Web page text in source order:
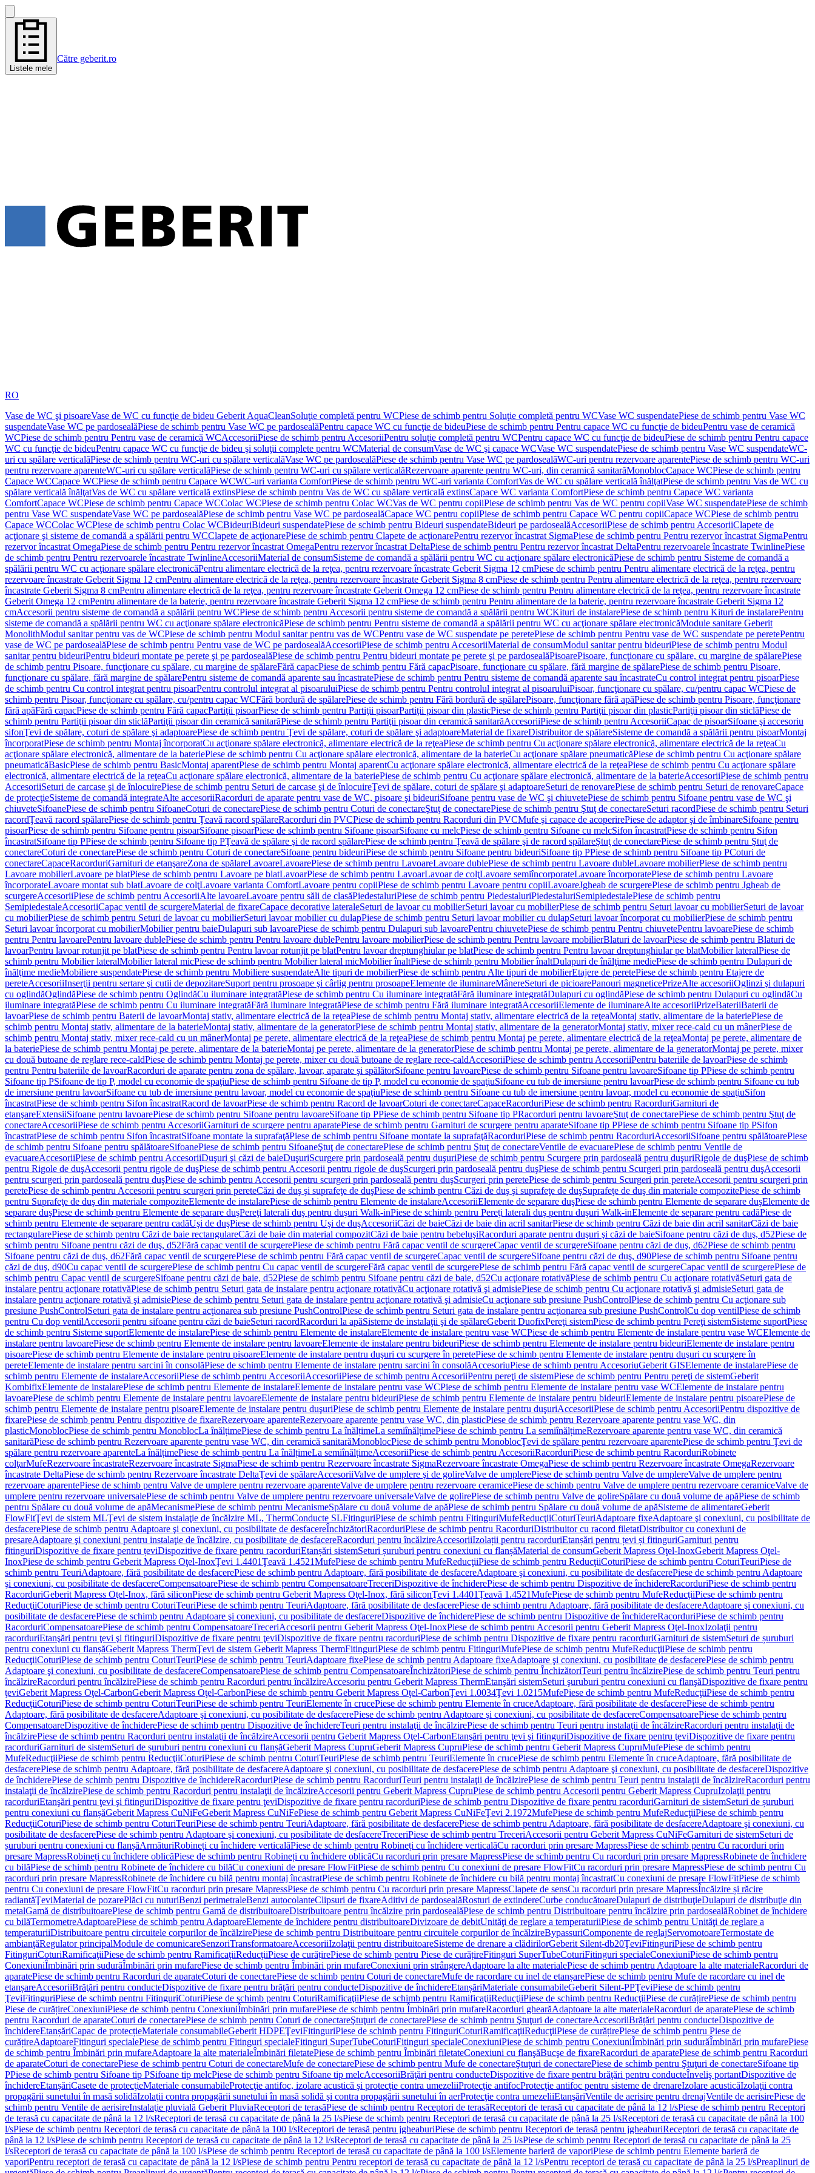
Listele mele
Către geberit.ro
RO
Vase de WC şi pisoareVase de WC cu funcţie de bideu Geberit AquaCleanSoluţie completă pentru WCPiese de schimb pentru Soluţie completă pentru WCVase WC suspendatePiese de schimb pentru Vase WC
suspendateVase WC pe pardosealăPiese de schimb pentru Vase WC pe pardosealăPentru capace WC cu funcţie de bideuPiese de schimb pentru Pentru capace WC cu funcţie de bideuPentru vase de ceramică
WCPiese de schimb pentru Pentru vase de ceramică WCAccesoriiPiese de schimb pentru AccesoriiPentru soluţie completă pentru WCPentru capace WC cu funcţie de bideuPiese de schimb pentru Pentru capace
WC cu funcţie de bideuPentru capace WC cu funcţie de bideu şi soluţii complete pentru WCMaterial de consumVase de WC şi capace WCVase WC suspendatePiese de schimb pentru Vase WC suspendateWC-
uri cu spălare verticalăPiese de schimb pentru WC-uri cu spălare verticalăVase WC pe pardosealăPiese de schimb pentru Vase WC pe pardosealăWC-uri pentru rezervoare aparentePiese de schimb pentru WC-uri
pentru rezervoare aparenteWC-uri cu spălare verticalăPiese de schimb pentru WC-uri cu spălare verticalăRezervoare aparente pentru WC-uri, din ceramică sanitarăMonoblocCapace WCPiese de schimb pentru
Capace WCCapace WCPiese de schimb pentru Capace WCWC-uri varianta ComfortPiese de schimb pentru WC-uri varianta ComfortVas de WC cu spălare verticală înălţatPiese de schimb pentru Vas de WC cu
spălare verticală înălţatVas de WC cu spălare verticală extinsPiese de schimb pentru Vas de WC cu spălare verticală extinsCapace WC varianta ComfortPiese de schimb pentru Capace WC varianta
ComfortCapace WCPiese de schimb pentru Capace WCColac WCPiese de schimb pentru Colac WCVas de WC pentru copiiPiese de schimb pentru Vas de WC pentru copiiVase WC suspendatePiese de schimb
pentru Vase WC suspendateVase WC pe pardosealăPiese de schimb pentru Vase WC pe pardosealăCapace WC pentru copiiPiese de schimb pentru Capace WC pentru copiiCapace WCPiese de schimb pentru
Capace WCColac WCPiese de schimb pentru Colac WCBideuriBideuri suspendatePiese de schimb pentru Bideuri suspendateBideuri pe pardosealăAccesoriiPiese de schimb pentru AccesoriiClapete de
acţionare şi sisteme de comandă a spălării pentru WCClapete de acţionarePiese de schimb pentru Clapete de acţionarePentru rezervor încastrat SigmaPiese de schimb pentru Pentru rezervor încastrat SigmaPentru
rezervor încastrat OmegaPiese de schimb pentru Pentru rezervor încastrat OmegaPentru rezervor încastrat DeltaPiese de schimb pentru Pentru rezervor încastrat DeltaPentru rezervoarele încastrate TwinlinePiese
de schimb pentru Pentru rezervoarele încastrate TwinlineAccesoriiMaterial de consumSisteme de comandă a spălării pentru WC cu acţionare spălare electronicăPiese de schimb pentru Sisteme de comandă a
spălării pentru WC cu acţionare spălare electronicăPentru alimentare electrică de la reţea, pentru rezervoare încastrate Geberit Sigma 12 cmPiese de schimb pentru Pentru alimentare electrică de la reţea, pentru
rezervoare încastrate Geberit Sigma 12 cmPentru alimentare electrică de la reţea, pentru rezervoare încastrate Geberit Sigma 8 cmPiese de schimb pentru Pentru alimentare electrică de la reţea, pentru rezervoare
încastrate Geberit Sigma 8 cmPentru alimentare electrică de la reţea, pentru rezervoare încastrate Geberit Omega 12 cmPiese de schimb pentru Pentru alimentare electrică de la reţea, pentru rezervoare încastrate
Geberit Omega 12 cmPentru alimentare de la baterie, pentru rezervoare încastrate Geberit Sigma 12 cmPiese de schimb pentru Pentru alimentare de la baterie, pentru rezervoare încastrate Geberit Sigma 12
cmAccesorii pentru sisteme de comandă a spălării pentru WCPiese de schimb pentru Accesorii pentru sisteme de comandă a spălării pentru WCKituri de instalarePiese de schimb pentru Kituri de instalarePentru
sisteme de comandă a spălării pentru WC cu acţionare spălare electronicăPiese de schimb pentru Pentru sisteme de comandă a spălării pentru WC cu acţionare spălare electronicăModule sanitare Geberit
MonolithModul sanitar pentru vas de WCPiese de schimb pentru Modul sanitar pentru vas de WCPentru vase de WC suspendate pe peretePiese de schimb pentru Pentru vase de WC suspendate pe peretePentru
vase de WC pe pardosealăPiese de schimb pentru Pentru vase de WC pe pardosealăAccesoriiPiese de schimb pentru AccesoriiMaterial de consumModul sanitar pentru bideuriPiese de schimb pentru Modul
sanitar pentru bideuriPentru bideuri montate pe perete şi pe pardosealăPiese de schimb pentru Pentru bideuri montate pe perete şi pe pardosealăPisoarePisoare, funcţionare cu spălare, cu margine de spălarePiese
de schimb pentru Pisoare, funcţionare cu spălare, cu margine de spălareFără capacPiese de schimb pentru Fără capacPisoare, funcţionare cu spălare, fără margine de spălarePiese de schimb pentru Pisoare,
funcţionare cu spălare, fără margine de spălarePentru sisteme de comandă aparente sau încastratePiese de schimb pentru Pentru sisteme de comandă aparente sau încastrateCu control integrat pentru pisoarPiese
de schimb pentru Cu control integrat pentru pisoarPentru controlul integrat al pisoaruluiPiese de schimb pentru Pentru controlul integrat al pisoaruluiPisoar, funcţionare cu spălare, cu/pentru capac WCPiese de
schimb pentru Pisoar, funcţionare cu spălare, cu/pentru capac WCFără bordură de spălarePiese de schimb pentru Fără bordură de spălarePisoare, funcţionare fără apăPiese de schimb pentru Pisoare, funcţionare
fără apăFără capacPiese de schimb pentru Fără capacPartiţii pisoarPiese de schimb pentru Partiţii pisoarPartiţii pisoar din plasticPiese de schimb pentru Partiţii pisoar din plasticPartiţii pisoar din sticlăPiese de
schimb pentru Partiţii pisoar din sticlăPartiţii pisoar din ceramică sanitarăPiese de schimb pentru Partiţii pisoar din ceramică sanitarăAccesoriiPiese de schimb pentru AccesoriiCapac de pisoarSifoane şi accesoriu
sifonŢevi de spălare, coturi de spălare şi adaptoarePiese de schimb pentru Ţevi de spălare, coturi de spălare şi adaptoareMaterial de fixareDistribuitor de spălareSisteme de comandă a spălării pentru pisoarMontaj
încorporatPiese de schimb pentru Montaj încorporatCu acţionare spălare electronică, alimentare electrică de la reţeaPiese de schimb pentru Cu acţionare spălare electronică, alimentare electrică de la reţeaCu
acţionare spălare electronică, alimentare de la bateriePiese de schimb pentru Cu acţionare spălare electronică, alimentare de la baterieCu acţionare spălare pneumaticăPiese de schimb pentru Cu acţionare spălare
pneumaticăBasicPiese de schimb pentru BasicMontaj aparentPiese de schimb pentru Montaj aparentCu acţionare spălare electronică, alimentare electrică de la reţeaPiese de schimb pentru Cu acţionare spălare
electronică, alimentare electrică de la reţeaCu acţionare spălare electronică, alimentare de la bateriePiese de schimb pentru Cu acţionare spălare electronică, alimentare de la baterieAccesoriiPiese de schimb pentru
AccesoriiSeturi de carcase şi de înlocuirePiese de schimb pentru Seturi de carcase şi de înlocuireŢevi de spălare, coturi de spălare şi adaptoareSeturi de renovarePiese de schimb pentru Seturi de renovareCapace
de protecţieSisteme de comandă integrateAlte accesoriiRacorduri de aparate pentru vase de WC, pisoare şi bideuriSifoane pentru vase de WC şi chiuvetePiese de schimb pentru Sifoane pentru vase de WC şi
chiuveteSifoanePiese de schimb pentru SifoaneCoturi de conectarePiese de schimb pentru Coturi de conectareŞtuţ de conectarePiese de schimb pentru Ştuţ de conectareSeturi racordPiese de schimb pentru Seturi
racordŢeavă racord spălarePiese de schimb pentru Ţeavă racord spălareRacorduri din PVCPiese de schimb pentru Racorduri din PVCMufe şi capace de acoperirePiese de adaptor şi de îmbinareSifoane pentru
pisoarPiese de schimb pentru Sifoane pentru pisoarSifoane pisoarPiese de schimb pentru Sifoane pisoarSifoane cu melcPiese de schimb pentru Sifoane cu melcSifon încastratPiese de schimb pentru Sifon
încastratSifoane tip PPiese de schimb pentru Sifoane tip PŢeavă de spălare şi de racord spălarePiese de schimb pentru Ţeavă de spălare şi de racord spălareŞtuţ de conectarePiese de schimb pentru Ştuţ de
conectareCoturi de conectarePiese de schimb pentru Coturi de conectareSifoane pentru bideuriPiese de schimb pentru Sifoane pentru bideuriSifoane tip PPiese de schimb pentru Sifoane tip PCoturi de
conectareCapaceRacorduriGarnituri de etanşareZona de spălareLavoareLavoarePiese de schimb pentru LavoareLavoare dublePiese de schimb pentru Lavoare dubleLavoare mobilierPiese de schimb pentru
Lavoare mobilierLavoare pe blatPiese de schimb pentru Lavoare pe blatLavoarPiese de schimb pentru LavoarLavoar de colţLavoare semiîncorporateLavoare încorporatePiese de schimb pentru Lavoare
încorporateLavoare montat sub blatLavoare de colţLavoare varianta ComfortLavoare pentru copiiPiese de schimb pentru Lavoare pentru copiiLavoareJgheab de scurgerePiese de schimb pentru Jgheab de
scurgereAccesoriiPiese de schimb pentru AccesoriiAlte lavoareLavoare pentru săli de clasăPiedestaluriPiese de schimb pentru PiedestaluriPiedestaluriSemipiedestalePiese de schimb pentru
SemipiedestaleAccesoriiCapac ventil de scurgereMaterial de fixareCapace decorative lateraleSeturi de lavoar cu mobilierSeturi lavoar cu mobilierPiese de schimb pentru Seturi lavoar cu mobilierSeturi de lavoar
cu mobilierPiese de schimb pentru Seturi de lavoar cu mobilierSeturi lavoar mobilier cu dulapPiese de schimb pentru Seturi lavoar mobilier cu dulapSeturi lavoar încorporat cu mobilierPiese de schimb pentru
Seturi lavoar încorporat cu mobilierMobilier pentru baieDulapuri sub lavoarePiese de schimb pentru Dulapuri sub lavoarePentru chiuvetePiese de schimb pentru Pentru chiuvetePentru lavoarePiese de schimb
pentru Pentru lavoarePentru lavoare dublePiese de schimb pentru Pentru lavoare dublePentru lavoare mobilierPiese de schimb pentru Pentru lavoare mobilierBlaturi de lavoarPiese de schimb pentru Blaturi de
lavoarPentru lavoar rotunjit pe blatPiese de schimb pentru Pentru lavoar rotunjit pe blatPentru lavoar dreptunghiular pe blatPiese de schimb pentru Pentru lavoar dreptunghiular pe blatMobilier lateralPiese de
schimb pentru Mobilier lateralMobilier lateral micPiese de schimb pentru Mobilier lateral micMobilier înaltPiese de schimb pentru Mobilier înaltDulapuri de înălţime mediePiese de schimb pentru Dulapuri de
înălţime medieMobiliere suspendatePiese de schimb pentru Mobiliere suspendateAlte tipuri de mobilierPiese de schimb pentru Alte tipuri de mobilierEtajere de peretePiese de schimb pentru Etajere de
pereteAccesoriiInserţii pentru sertare şi cutii de depozitareSuport pentru prosoape şi cârlig pentru prosoapeElemente de iluminareMânereSeturi de picioarePanouri magneticePrizeAlte accesoriiOglinzi şi dulapuri
cu oglindăOglindăPiese de schimb pentru OglindăCu iluminare integratăPiese de schimb pentru Cu iluminare integratăFără iluminare integratăDulapuri cu oglindăPiese de schimb pentru Dulapuri cu oglindăCu
iluminare integratăPiese de schimb pentru Cu iluminare integratăFără iluminare integratăPiese de schimb pentru Fără iluminare integratăAccesoriiElemente de iluminareAlte accesoriiPrizeBateriiBaterii de
lavoarPiese de schimb pentru Baterii de lavoarMontaj stativ, alimentare electrică de la reţeaPiese de schimb pentru Montaj stativ, alimentare electrică de la reţeaMontaj stativ, alimentare de la bateriePiese de
schimb pentru Montaj stativ, alimentare de la baterieMontaj stativ, alimentare de la generatorPiese de schimb pentru Montaj stativ, alimentare de la generatorMontaj stativ, mixer rece-cald cu un mânerPiese de
schimb pentru Montaj stativ, mixer rece-cald cu un mânerMontaj pe perete, alimentare electrică de la reţeaPiese de schimb pentru Montaj pe perete, alimentare electrică de la reţeaMontaj pe perete, alimentare de
la bateriePiese de schimb pentru Montaj pe perete, alimentare de la baterieMontaj pe perete, alimentare de la generatorPiese de schimb pentru Montaj pe perete, alimentare de la generatorMontaj pe perete, mixer
cu două butoane de reglare rece-caldPiese de schimb pentru Montaj pe perete, mixer cu două butoane de reglare rece-caldAccesoriiPiese de schimb pentru AccesoriiPentru bateriile de lavoarPiese de schimb
pentru Pentru bateriile de lavoarRacorduri de aparate pentru zona de spălare, lavoar, aparate şi spălătorSifoane pentru lavoarePiese de schimb pentru Sifoane pentru lavoareSifoane tip PPiese de schimb pentru
Sifoane tip PSifoane de tip P, model cu economie de spaţiuPiese de schimb pentru Sifoane de tip P, model cu economie de spaţiuSifoane cu tub de imersiune pentru lavoarPiese de schimb pentru Sifoane cu tub
de imersiune pentru lavoarSifoane cu tub de imersiune pentru lavoar, model cu economie de spaţiuPiese de schimb pentru Sifoane cu tub de imersiune pentru lavoar, model cu economie de spaţiuSifon
încastratPiese de schimb pentru Sifon încastratRacord de lavoarPiese de schimb pentru Racord de lavoarCoturi de conectareCapaceRacorduriPiese de schimb pentru RacorduriGarnituri de
etanşareExtensiiSifoane pentru lavoarePiese de schimb pentru Sifoane pentru lavoareSifoane tip PPiese de schimb pentru Sifoane tip PRacorduri pentru lavoareŞtuţ de conectarePiese de schimb pentru Ştuţ de
conectareAccesoriiPiese de schimb pentru AccesoriiGarnituri de scurgere pentru aparatePiese de schimb pentru Garnituri de scurgere pentru aparateSifoane tip PPiese de schimb pentru Sifoane tip PSifon
încastratPiese de schimb pentru Sifon încastratSifoane montate la suprafaţăPiese de schimb pentru Sifoane montate la suprafaţăRacorduriPiese de schimb pentru RacorduriAccesoriiSifoane pentru spălătoarePiese
de schimb pentru Sifoane pentru spălătoareSifoanePiese de schimb pentru SifoaneŞtuţ de conectarePiese de schimb pentru Ştuţ de conectareVentile de evacuarePiese de schimb pentru Ventile de
evacuareAccesoriiPiese de schimb pentru AccesoriiDuşuri şi căzi de baieDuşuriScurgere prin pardoseală pentru duşuriPiese de schimb pentru Scurgere prin pardoseală pentru duşuriRigole de duşPiese de schimb
pentru Rigole de duşAccesorii pentru rigole de duşPiese de schimb pentru Accesorii pentru rigole de duşScurgeri prin pardoseală pentru duşPiese de schimb pentru Scurgeri prin pardoseală pentru duşAccesorii
pentru scurgeri prin pardoseală pentru duşPiese de schimb pentru Accesorii pentru scurgeri prin pardoseală pentru duşScurgeri prin peretePiese de schimb pentru Scurgeri prin pereteAccesorii pentru scurgeri prin
peretePiese de schimb pentru Accesorii pentru scurgeri prin pereteCăzi de duş şi suprafeţe de duşPiese de schimb pentru Căzi de duş şi suprafeţe de duşSuprafeţe de duş din materiale compozitePiese de schimb
pentru Suprafeţe de duş din materiale compoziteElemente de instalarePiese de schimb pentru Elemente de instalareAccesoriiElemente de separare duşPiese de schimb pentru Elemente de separare duşElemente de
separare duşPiese de schimb pentru Elemente de separare duşPereţi laterali duş pentru duşuri Walk-inPiese de schimb pentru Pereţi laterali duş pentru duşuri Walk-inElemente de separare pentru cadăPiese de
schimb pentru Elemente de separare pentru cadăUşi de duşPiese de schimb pentru Uşi de duşAccesoriiCăzi de baieCăzi de baie din acril sanitarPiese de schimb pentru Căzi de baie din acril sanitarCăzi de baie
rectangularePiese de schimb pentru Căzi de baie rectangulareCăzi de baie din material compozitCăzi de baie pentru bebeluşiRacorduri aparate pentru duşuri şi căzi de baieSifoane pentru căzi de duş, d52Piese de
schimb pentru Sifoane pentru căzi de duş, d52Fără capac ventil de scurgerePiese de schimb pentru Fără capac ventil de scurgereCapac ventil de scurgereSifoane pentru căzi de duş, d62Piese de schimb pentru
Sifoane pentru căzi de duş, d62Fără capac ventil de scurgerePiese de schimb pentru Fără capac ventil de scurgereCapac ventil de scurgereSifoane pentru căzi de duş, d90Piese de schimb pentru Sifoane pentru
căzi de duş, d90Cu capac ventil de scurgerePiese de schimb pentru Cu capac ventil de scurgereFără capac ventil de scurgerePiese de schimb pentru Fără capac ventil de scurgereCapac ventil de scurgerePiese de
schimb pentru Capac ventil de scurgereSifoane pentru căzi de baie, d52Piese de schimb pentru Sifoane pentru căzi de baie, d52Cu acţionare rotativăPiese de schimb pentru Cu acţionare rotativăSeturi gata de
instalare pentru acţionare rotativăPiese de schimb pentru Seturi gata de instalare pentru acţionare rotativăCu acţionare rotativă şi admisiePiese de schimb pentru Cu acţionare rotativă şi admisieSeturi gata de
instalare pentru acţionare rotativă şi admisiePiese de schimb pentru Seturi gata de instalare pentru acţionare rotativă şi admisieCu acţionare sub presiune PushControlPiese de schimb pentru Cu acţionare sub
presiune PushControlSeturi gata de instalare pentru acţionarea sub presiune PushControlPiese de schimb pentru Seturi gata de instalare pentru acţionarea sub presiune PushControlCu dop ventilPiese de schimb
pentru Cu dop ventilAccesorii pentru sifoane pentru căzi de baieSeturi racordRacorduri la apăSisteme de instalaţii şi de spălareGeberit DuofixPereţi sistemPiese de schimb pentru Pereţi sistemSisteme suportPiese
de schimb pentru Sisteme suportElemente de instalarePiese de schimb pentru Elemente de instalareElemente de instalare pentru vase WCPiese de schimb pentru Elemente de instalare pentru vase WCElemente de
instalare pentru lavoarePiese de schimb pentru Elemente de instalare pentru lavoareElemente de instalare pentru bideuriPiese de schimb pentru Elemente de instalare pentru bideuriElemente de instalare pentru
pisoarePiese de schimb pentru Elemente de instalare pentru pisoareElemente de instalare pentru duşuri cu scurgere în peretePiese de schimb pentru Elemente de instalare pentru duşuri cu scurgere în
pereteElemente de instalare pentru sarcini în consolăPiese de schimb pentru Elemente de instalare pentru sarcini în consolăAccesoriuPiese de schimb pentru AccesoriuGeberit GISElemente de instalarePiese de
schimb pentru Elemente de instalareAccesoriiPiese de schimb pentru AccesoriiAccesoriiPiese de schimb pentru AccesoriiPentru pereţi de sistemPiese de schimb pentru Pentru pereţi de sistemGeberit
KombifixElemente de instalarePiese de schimb pentru Elemente de instalareElemente de instalare pentru vase WCPiese de schimb pentru Elemente de instalare pentru vase WCElemente de instalare pentru
lavoarePiese de schimb pentru Elemente de instalare pentru lavoareElemente de instalare pentru bideuriPiese de schimb pentru Elemente de instalare pentru bideuriElemente de instalare pentru pisoarePiese de
schimb pentru Elemente de instalare pentru pisoareElemente de instalare pentru duşuriPiese de schimb pentru Elemente de instalare pentru duşuriAccesoriiPiese de schimb pentru AccesoriiPentru dispozitive de
fixarePiese de schimb pentru Pentru dispozitive de fixareRezervoare aparenteRezervoare aparente pentru vase WC, din plasticPiese de schimb pentru Rezervoare aparente pentru vase WC, din
plasticMonoblocPiese de schimb pentru MonoblocLa înălțimePiese de schimb pentru La înălțimeLa semiînălțimePiese de schimb pentru La semiînălțimeRezervoare aparente pentru vase WC, din ceramică
sanitarăPiese de schimb pentru Rezervoare aparente pentru vase WC, din ceramică sanitarăMonoblocPiese de schimb pentru MonoblocŢevi de spălare pentru rezervoare aparentePiese de schimb pentru Ţevi de
spălare pentru rezervoare aparenteLa înălțimePiese de schimb pentru La înălțimeLa semiînălțimeAccesoriiPiese de schimb pentru AccesoriiRacorduriPiese de schimb pentru RacorduriRobinete
colţarMufeRezervoare încastrateRezervoare încastrate SigmaPiese de schimb pentru Rezervoare încastrate SigmaRezervoare încastrate OmegaPiese de schimb pentru Rezervoare încastrate OmegaRezervoare
încastrate DeltaPiese de schimb pentru Rezervoare încastrate DeltaŢevi de spălareAccesoriiValve de umplere şi de golireValve de umplerePiese de schimb pentru Valve de umplereValve de umplere pentru
rezervoare aparentePiese de schimb pentru Valve de umplere pentru rezervoare aparenteValve de umplere pentru rezervoare ceramicePiese de schimb pentru Valve de umplere pentru rezervoare ceramiceValve de
umplere pentru rezervoare universalePiese de schimb pentru Valve de umplere pentru rezervoare universaleValve de golirePiese de schimb pentru Valve de golireSpălare cu două volume de apăPiese de schimb
pentru Spălare cu două volume de apăMecanismePiese de schimb pentru MecanismeSpălare cu două volume de apăPiese de schimb pentru Spălare cu două volume de apăSisteme de alimentareGeberit
FlowFitŢevi de sistem MLŢevi de sistem instalaţie de încălzire ML, ThermConducte SLFitinguriPiese de schimb pentru FitinguriMufeReducţiiCoturiTeuriAdaptoare fixeAdaptoare şi conexiuni, cu posibilitate de
desfacerePiese de schimb pentru Adaptoare şi conexiuni, cu posibilitate de desfacereÎnchizătoriRacorduriPiese de schimb pentru RacorduriDistribuitor cu racord filetatDistribuitor cu conexiuni de
presareAdaptoare şi conexiuni pentru instalaţie de încălzire, cu posibilitate de desfacereRacorduri pentru încălzireAccesoriiIzolații pentru racorduriEtanșări pentru țevi și fitinguriGarnituri pentru
fitinguriDispozitive de fixare pentru țeviDispozitive de fixare pentru racorduriEtanșări sistemSeturi șuruburi pentru conexiuni cu flanșăMaterial de consumGeberit Mapress Oţel-InoxGeberit Mapress Oţel-
InoxPiese de schimb pentru Geberit Mapress Oţel-InoxŢevi 1.4401Ţeavă 1.4521MufePiese de schimb pentru MufeReducţiiPiese de schimb pentru ReducţiiCoturiPiese de schimb pentru CoturiTeuriPiese de
schimb pentru TeuriAdaptoare, fără posibilitate de desfacerePiese de schimb pentru Adaptoare, fără posibilitate de desfacereAdaptoare şi conexiuni, cu posibilitate de desfacerePiese de schimb pentru Adaptoare
şi conexiuni, cu posibilitate de desfacereCompensatoarePiese de schimb pentru CompensatoareTreceriDispozitive de închiderePiese de schimb pentru Dispozitive de închidereRacorduriPiese de schimb pentru
RacorduriGeberit Mapress Oţel-Inox, fără siliconPiese de schimb pentru Geberit Mapress Oţel-Inox, fără siliconŢevi 1.4401Ţeavă 1.4521MufePiese de schimb pentru MufeReducţiiPiese de schimb pentru
ReducţiiCoturiPiese de schimb pentru CoturiTeuriPiese de schimb pentru TeuriAdaptoare, fără posibilitate de desfacerePiese de schimb pentru Adaptoare, fără posibilitate de desfacereAdaptoare şi conexiuni, cu
posibilitate de desfacerePiese de schimb pentru Adaptoare şi conexiuni, cu posibilitate de desfacereDispozitive de închiderePiese de schimb pentru Dispozitive de închidereRacorduriPiese de schimb pentru
RacorduriCompensatoarePiese de schimb pentru CompensatoareTreceriAccesorii pentru Geberit Mapress Oţel-InoxPiese de schimb pentru Accesorii pentru Geberit Mapress Oţel-InoxIzolaţii pentru
racorduriEtanşări pentru ţevi şi fitinguriDispozitive de fixare pentru ţeviDispozitive de fixare pentru racorduriPiese de schimb pentru Dispozitive de fixare pentru racorduriGarnituri de sistemSeturi de șuruburi
pentru conexiuni cu flanșăGeberit Mapress ThermŢevi de sistem Geberit Mapress ThermFitinguriPiese de schimb pentru FitinguriMufePiese de schimb pentru MufeReducţiiPiese de schimb pentru
ReducţiiCoturiPiese de schimb pentru CoturiTeuriPiese de schimb pentru TeuriAdaptoare fixePiese de schimb pentru Adaptoare fixeAdaptoare şi conexiuni, cu posibilitate de desfacerePiese de schimb pentru
Adaptoare şi conexiuni, cu posibilitate de desfacereCompensatoarePiese de schimb pentru CompensatoareÎnchizătoriPiese de schimb pentru ÎnchizătoriTeuri pentru încălzirePiese de schimb pentru Teuri pentru
încălzireRacorduri pentru încălzirePiese de schimb pentru Racorduri pentru încălzireAccesoriu pentru Geberit Mapress ThermEtanşări sistemSeturi şuruburi pentru conexiuni cu flanşăDispozitive de fixare pentru
ţeviGeberit Mapress Oţel-CarbonGeberit Mapress Oţel-CarbonPiese de schimb pentru Geberit Mapress Oţel-CarbonŢevi 1.0034Ţevi 1.0215MufePiese de schimb pentru MufeReducţiiPiese de schimb pentru
ReducţiiCoturiPiese de schimb pentru CoturiTeuriPiese de schimb pentru TeuriElemente în crucePiese de schimb pentru Elemente în cruceAdaptoare, fără posibilitate de desfacerePiese de schimb pentru
Adaptoare, fără posibilitate de desfacereAdaptoare şi conexiuni, cu posibilitate de desfacerePiese de schimb pentru Adaptoare şi conexiuni, cu posibilitate de desfacereCompensatoarePiese de schimb pentru
CompensatoareDispozitive de închiderePiese de schimb pentru Dispozitive de închidereTeuri pentru instalaţii de încălzirePiese de schimb pentru Teuri pentru instalaţii de încălzireRacorduri pentru instalaţii de
încălzirePiese de schimb pentru Racorduri pentru instalaţii de încălzireAccesorii pentru Geberit Mapress Oţel-CarbonEtanşări pentru ţevi şi fitinguriDispozitive de fixare pentru ţeviDispozitive de fixare pentru
racorduriGarnituri de sistemSeturi de șuruburi pentru conexiuni cu flanșăGeberit Mapress CupruGeberit Mapress CupruPiese de schimb pentru Geberit Mapress CupruMufePiese de schimb pentru
MufeReducţiiPiese de schimb pentru ReducţiiCoturiPiese de schimb pentru CoturiTeuriPiese de schimb pentru TeuriElemente în crucePiese de schimb pentru Elemente în cruceAdaptoare, fără posibilitate de
desfacerePiese de schimb pentru Adaptoare, fără posibilitate de desfacereAdaptoare şi conexiuni, cu posibilitate de desfacerePiese de schimb pentru Adaptoare şi conexiuni, cu posibilitate de desfacereDispozitive
de închiderePiese de schimb pentru Dispozitive de închidereRacorduriPiese de schimb pentru RacorduriTeuri pentru instalaţii de încălzirePiese de schimb pentru Teuri pentru instalaţii de încălzireRacorduri pentru
instalaţii de încălzirePiese de schimb pentru Racorduri pentru instalaţii de încălzireAccesorii pentru Geberit Mapress CupruPiese de schimb pentru Accesorii pentru Geberit Mapress CupruIzolaţii pentru
racorduriEtanşări pentru ţevi şi fitinguriDispozitive de fixare pentru ţeviDispozitive de fixare pentru racorduriPiese de schimb pentru Dispozitive de fixare pentru racorduriGarnituri de sistemSeturi de șuruburi
pentru conexiuni cu flanșăGeberit Mapress CuNiFeGeberit Mapress CuNiFePiese de schimb pentru Geberit Mapress CuNiFeŢevi 2.1972MufePiese de schimb pentru MufeReducţiiPiese de schimb pentru
ReducţiiCoturiPiese de schimb pentru CoturiTeuriPiese de schimb pentru TeuriAdaptoare, fără posibilitate de desfacerePiese de schimb pentru Adaptoare, fără posibilitate de desfacereAdaptoare şi conexiuni, cu
posibilitate de desfacerePiese de schimb pentru Adaptoare şi conexiuni, cu posibilitate de desfacereTreceriPiese de schimb pentru TreceriAccesorii pentru Geberit Mapress CuNiFeGarnituri de sistemSeturi de
șuruburi pentru conexiuni cu flanșăArmăturiRobineți cu închidere verticalăPiese de schimb pentru Robineți cu închidere verticalăCu racorduri prin presare MapressPiese de schimb pentru Cu racorduri prin
presare MapressRobineți cu închidere oblicăPiese de schimb pentru Robineți cu închidere oblicăCu racorduri prin presare MapressPiese de schimb pentru Cu racorduri prin presare MapressRobinete de închidere
cu bilăPiese de schimb pentru Robinete de închidere cu bilăCu conexiuni de presare FlowFitPiese de schimb pentru Cu conexiuni de presare FlowFitCu racorduri prin presare MapressPiese de schimb pentru Cu
racorduri prin presare MapressRobinete de închidere cu bilă pentru montaj încastratPiese de schimb pentru Robinete de închidere cu bilă pentru montaj încastratCu conexiuni de presare FlowFitPiese de schimb
pentru Cu conexiuni de presare FlowFitCu racorduri prin presare MapressPiese de schimb pentru Cu racorduri prin presare MapressClapete de sensCu racorduri prin presare MapressÎncălzire și răcire
radiantăŢeviMaterial de pozarePlăci cu nuturiBenzi perimetraleBenzi autocolanteClipsuri de fixareAditivi de pardosealăRosturi de extindereCurbe conducătoareDulapuri de distribuţieDulapuri de distribuţie din
metalGamă de distribuitoarePiese de schimb pentru Gamă de distribuitoareDistribuitoare pentru încălzire prin pardosealăPiese de schimb pentru Distribuitoare pentru încălzire prin pardosealăRobinet de închidere
cu bilăTermometreAdaptoarePiese de schimb pentru AdaptoareElemente de închidere pentru distribuitoareDivizoare de debitUnităţi de reglare a temperaturiiPiese de schimb pentru Unităţi de reglare a
temperaturiiDistribuitoare pentru circuitele corpurilor de încălzirePiese de schimb pentru Distribuitoare pentru circuitele corpurilor de încălzireBypassuriComponente de reglajServomotoareTermostate de
ambianţăRegulator principalModule de comunicareSenzoriTransformatoareAccesoriiIzolaţii pentru distribuitoareSisteme de drenare a clădirilorGeberit Silent-db20ŢeviFitinguriPiese de schimb pentru
FitinguriCoturiRamificaţiiPiese de schimb pentru RamificaţiiReducţiiPiese de curățirePiese de schimb pentru Piese de curățireFitinguri SuperTubeCoturiFitinguri specialeConexiuniPiese de schimb pentru
ConexiuniÎmbinări prin sudurăÎmbinări prin mufarePiese de schimb pentru Îmbinări prin mufareConexiuni prin strângereAdaptoare la alte materialePiese de schimb pentru Adaptoare la alte materialeRacorduri de
aparatePiese de schimb pentru Racorduri de aparateCoturi de conectarePiese de schimb pentru Coturi de conectareMufe de racordare cu inel de etanșarePiese de schimb pentru Mufe de racordare cu inel de
etanșareAccesoriiBrăţări pentru conducteDispozitive de fixare pentru brăţări pentru conducteDispozitive de închidereEtanșăriMateriale consumabileGeberit Silent-PPŢeviPiese de schimb pentru
ŢeviFitinguriPiese de schimb pentru FitinguriCoturiPiese de schimb pentru CoturiRamificaţiiPiese de schimb pentru RamificaţiiReducţiiPiese de schimb pentru ReducţiiPiese de curățirePiese de schimb pentru
Piese de curățireConexiuniPiese de schimb pentru ConexiuniÎmbinări prin mufarePiese de schimb pentru Îmbinări prin mufareRacorduri ghearăAdaptoare la alte materialeRacorduri de aparatePiese de schimb
pentru Racorduri de aparateCoturi de conectarePiese de schimb pentru Coturi de conectareŞtuţuri de conectarePiese de schimb pentru Ştuţuri de conectareAccesoriiBrățări pentru conducteDispozitive de
închidereEtanșăriCapac de protecțieMateriale consumabileGeberit HDPEŢeviFitinguriPiese de schimb pentru FitinguriCoturiRamificaţiiReducţiiPiese de curățirePiese de schimb pentru Piese de
curățireAdaptoareFitinguri specialePiese de schimb pentru Fitinguri specialeFitinguri SuperTubeCoturiFitinguri specialeConexiuniPiese de schimb pentru ConexiuniÎmbinări prin sudurăÎmbinări prin mufarePiese
de schimb pentru Îmbinări prin mufareAdaptoare la alte materialeÎmbinări filetatePiese de schimb pentru Îmbinări filetateConexiuni cu flanşăBucşe de fixareRacorduri de aparatePiese de schimb pentru Racorduri
de aparateCoturi de conectarePiese de schimb pentru Coturi de conectareMufe de conectarePiese de schimb pentru Mufe de conectareŞtuţuri de conectarePiese de schimb pentru Ştuţuri de conectareSifoane tip
PPiese de schimb pentru Sifoane tip PSifoane tip melcPiese de schimb pentru Sifoane tip melcAccesoriiBrăţări pentru conducteDispozitive de fixare pentru brăţări pentru conducteÎnveliş portantDispozitive de
închidereEtanșăriCasete de protecţieMateriale consumabileProtecţie antifoc, izolare acustică şi protecţie contra umezeliiProtecţie antifocProtecţie antifoc pentru sisteme de drenareIzolare acusticăIzolaţii contra
propagării sunetului în masă solidăIzolaţii contra propagării sunetului în masă solidă şi contra propagării sunetului în aerProtecţie contra umezeliiEtanşăriVentile de aerisire pentru drenajVentile de aerisirePiese de
schimb pentru Ventile de aerisireInstalaţie pluvială Geberit PluviaReceptori de terasăPiese de schimb pentru Receptori de terasăReceptori de terasă cu capacitate de până la 12 l/sPiese de schimb pentru Receptori
de terasă cu capacitate de până la 12 l/sReceptori de terasă cu capacitate de până la 25 l/sPiese de schimb pentru Receptori de terasă cu capacitate de până la 25 l/sReceptori de terasă cu capacitate de până la 100
l/sPiese de schimb pentru Receptori de terasă cu capacitate de până la 100 l/sReceptori de terasă pentru jgheaburiPiese de schimb pentru Receptori de terasă pentru jgheaburiReceptori de terasă cu capacitate de
până la 12 l/sPiese de schimb pentru Receptori de terasă cu capacitate de până la 12 l/sReceptori de terasă cu capacitate de până la 25 l/sPiese de schimb pentru Receptori de terasă cu capacitate de până la 25
l/sReceptori de terasă cu capacitate de până la 100 l/sPiese de schimb pentru Receptori de terasă cu capacitate de până la 100 l/sElemente barieră de vaporiPiese de schimb pentru Elemente barieră de
vaporiPentru receptori de terasă cu capacitate de până la 12 l/sPiese de schimb pentru Pentru receptori de terasă cu capacitate de până la 12 l/sPentru receptori de terasă cu capacitate de până la 25 l/sPreaplinuri de